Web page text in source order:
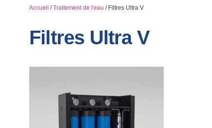
Accueil /Traitement de l'eau / Filtres Ultra V
Filtres Ultra V